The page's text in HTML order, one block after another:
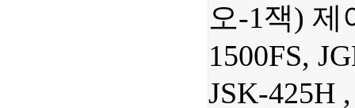
오-1잭) 제
1500FS,
JSK-425H